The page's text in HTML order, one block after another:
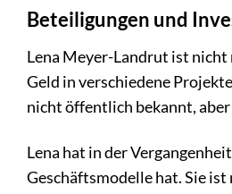
Beteiligungen und
Lena Meyer-Landrut ist
Geld in verschiedene
nicht öffentlich bekannt,
Lena hat in der
Geschäftsmodelle hat. Sie